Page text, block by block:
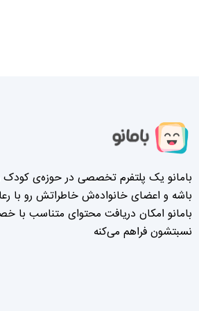
بامانو یک پلتفرم تخصصی در حوزه‌ی کودک
باشه و اعضای خانواده‌ش خاطراتش رو با
بامانو امکان دریافت محتوای متناسب با
نسبتشون فراهم می‌کنه